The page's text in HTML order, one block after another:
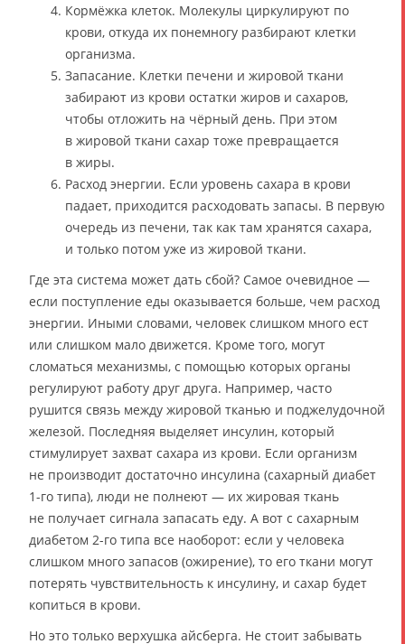
Кормёжка клеток. Молекулы циркулируют по
крови, откуда их понемногу разбирают клетки
организма.
Запасание. Клетки печени и жировой ткани
забирают из крови остатки жиров и сахаров,
чтобы отложить на чёрный день. При этом
в жировой ткани сахар тоже превращается
в жиры.
Расход энергии. Если уровень сахара в крови
падает, приходится расходовать запасы. В первую
очередь из печени, так как там хранятся сахара,
и только потом уже из жировой ткани.
Где эта система может дать сбой? Самое очевидное —
если поступление еды оказывается больше, чем расход
энергии. Иными словами, человек слишком много ест
или слишком мало движется. Кроме того, могут
сломаться механизмы, с помощью которых органы
регулируют работу друг друга. Например, часто
рушится связь между жировой тканью и поджелудочной
железой. Последняя выделяет инсулин, который
стимулирует захват сахара из крови. Если организм
не производит достаточно инсулина (сахарный диабет
1-го типа), люди не полнеют — их жировая ткань
не получает сигнала запасать еду. А вот с сахарным
диабетом 2-го типа все наоборот: если у человека
слишком много запасов (ожирение), то его ткани могут
потерять чувствительность к инсулину, и сахар будет
копиться в крови.
Но это только верхушка айсберга. Не стоит забывать